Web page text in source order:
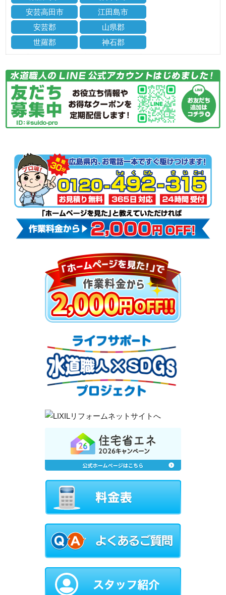
安芸高田市
江田島市
安芸郡
山県郡
世羅郡
神石郡